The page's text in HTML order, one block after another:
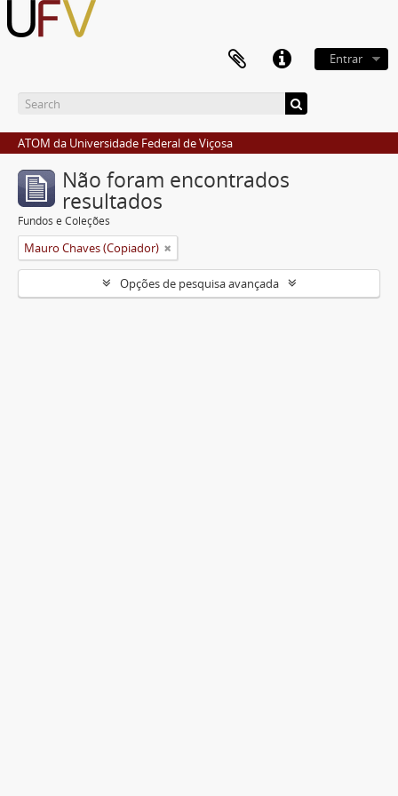
Entrar
ATOM da Universidade Federal de Viçosa
Não foram encontrados
resultados
Fundos e Coleções
Mauro Chaves (Copiador)
Opções de pesquisa avançada